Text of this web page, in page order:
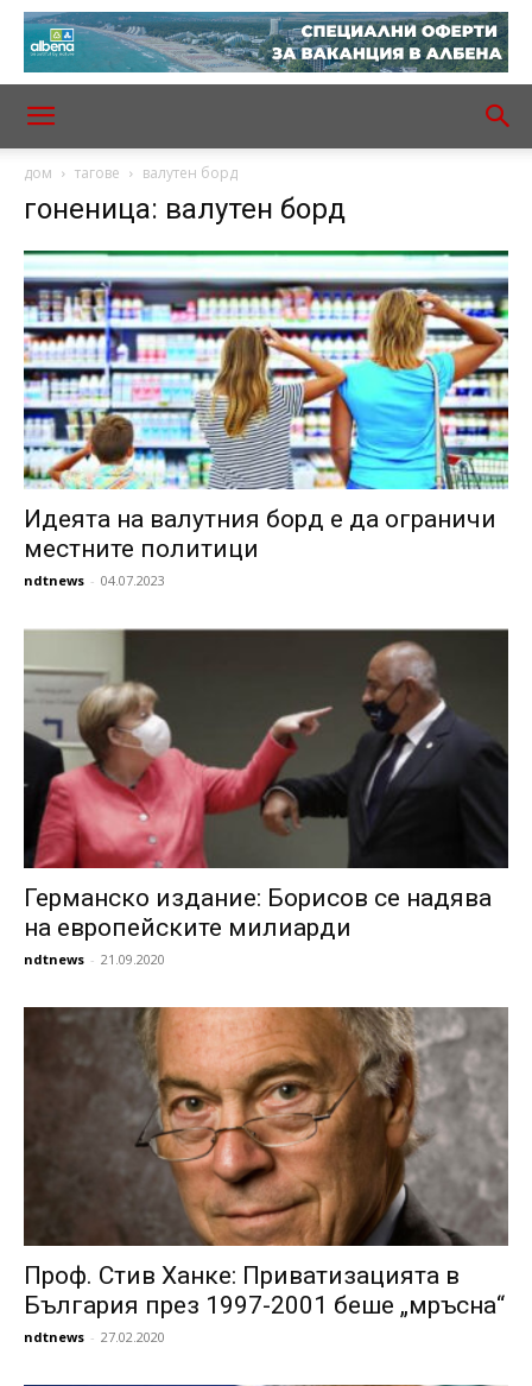
дом тагове валутен борд
гоненица: валутен борд
Идеята на валутния борд е да ограничи
местните политици
ndtnews - 04.07.2023
Германско издание: Борисов се надява
на европейските милиарди
ndtnews - 21.09.2020
Проф. Стив Ханке: Приватизацията в
България през 1997-2001 беше „мръсна“
ndtnews - 27.02.2020